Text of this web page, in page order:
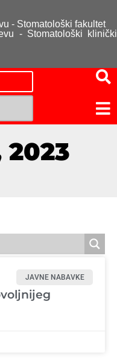
- Stomatološki fakultet
- Stomatološki klinički
2023
JAVNE NABAVKE